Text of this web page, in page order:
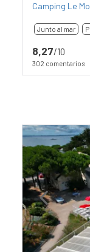
Camping Le
Junto al mar
8,27/10
302 comentarios
Previous